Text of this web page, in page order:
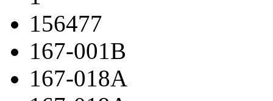
156477
167-001B
167-018A